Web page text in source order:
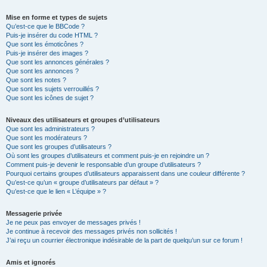
Mise en forme et types de sujets
Qu’est-ce que le BBCode ?
Puis-je insérer du code HTML ?
Que sont les émoticônes ?
Puis-je insérer des images ?
Que sont les annonces générales ?
Que sont les annonces ?
Que sont les notes ?
Que sont les sujets verrouillés ?
Que sont les icônes de sujet ?
Niveaux des utilisateurs et groupes d’utilisateurs
Que sont les administrateurs ?
Que sont les modérateurs ?
Que sont les groupes d’utilisateurs ?
Où sont les groupes d’utilisateurs et comment puis-je en rejoindre un ?
Comment puis-je devenir le responsable d’un groupe d’utilisateurs ?
Pourquoi certains groupes d’utilisateurs apparaissent dans une couleur différente ?
Qu’est-ce qu’un « groupe d’utilisateurs par défaut » ?
Qu’est-ce que le lien « L’équipe » ?
Messagerie privée
Je ne peux pas envoyer de messages privés !
Je continue à recevoir des messages privés non sollicités !
J’ai reçu un courrier électronique indésirable de la part de quelqu’un sur ce forum !
Amis et ignorés